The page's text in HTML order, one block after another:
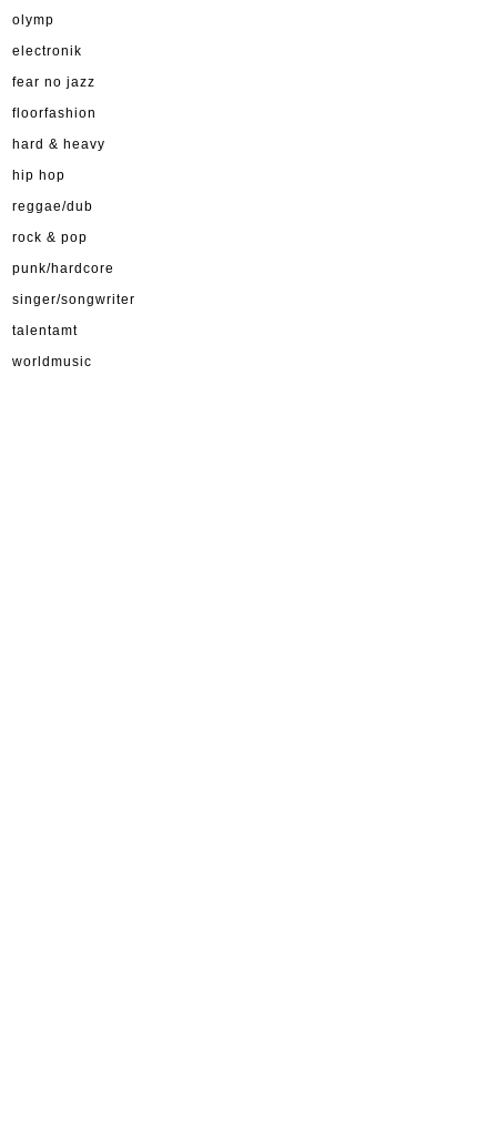
olymp
electronik
fear no jazz
floorfashion
hard & heavy
hip hop
reggae/dub
rock & pop
punk/hardcore
singer/songwriter
talentamt
worldmusic